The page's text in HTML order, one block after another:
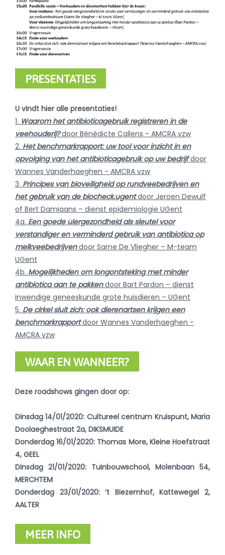
PRESENTATIES
U vindt hier alle presentaties!
1. Waarom het antibioticagebruik registreren in de
veehouderij?door Bénédicte Callens - AMCRA vzw
2. Het benchmarkrapport: uw tool voor inzicht in en
opvolging van het antibioticagebruik op uw bedrijfdoor
Wannes Vanderhaeghen - AMCRA vzw
3. Principes van bioveiligheid op rundveebedrijven en
het gebruik van de biocheck.ugentdoor Jeroen Dewulf
of Bert Damiaans – dienst epidemiologie UGent
4a. Een goede uiergezondheid als sleutel voor
verstandiger en verminderd gebruik van antibiotica op
melkveebedrijvendoor Sarne De Vliegher – M-team
UGent
4b. Mogelijkheden om longontsteking met minder
antibiotica aan te pakkendoor Bart Pardon – dienst
inwendige geneeskunde grote huisdieren – UGent
5. De cirkel sluit zich: ook dierenartsen krijgen een
benchmarkrapportdoor Wannes Vanderhaeghen -
AMCRA vzw
WAAR EN WANNEER?
Deze roadshows gingen door op:
Dinsdag 14/01/2020: Cultureel centrum Kruispunt, Maria
Doolaeghestraat 2a, DIKSMUIDE
Donderdag 16/01/2020: Thomas More, Kleine Hoefstraat
4, GEEL
Dinsdag 21/01/2020: Tuinbouwschool, Molenbaan 54,
MERCHTEM
Donderdag 23/01/2020: ’t Biezemhof, Kattewegel 2,
AALTER
MEER INFO